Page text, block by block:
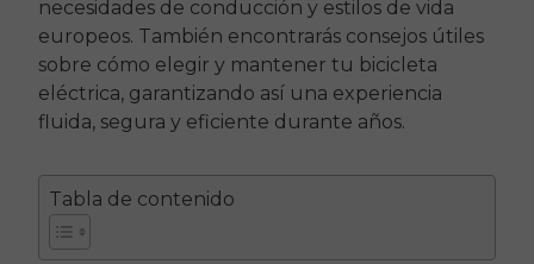
necesidades de conducción y estilos de vida
europeos. También encontrarás consejos útiles
sobre cómo elegir y mantener tu bicicleta
eléctrica, garantizando así una experiencia
fluida, segura y eficiente durante años.
Tabla de contenido